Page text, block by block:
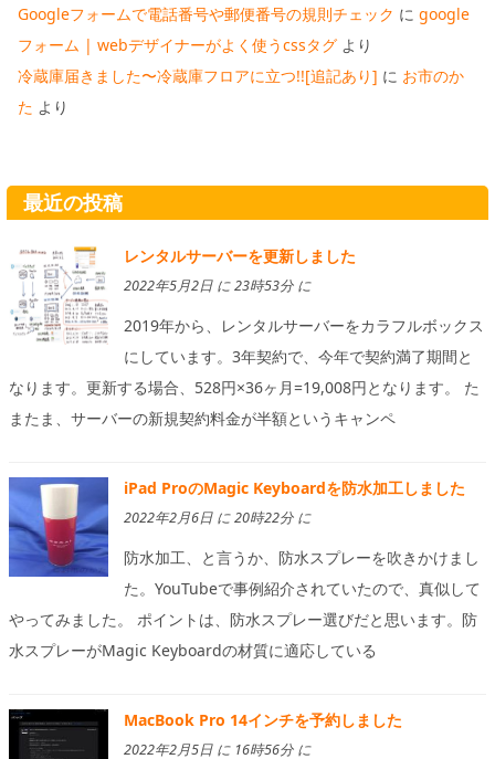
Googleフォームで電話番号や郵便番号の規則チェック に google
フォーム | webデザイナーがよく使うcssタグ より
冷蔵庫届きました〜冷蔵庫フロアに立つ!![追記あり] に お市のか
た より
最近の投稿
レンタルサーバーを更新しました
2022年5月2日 に 23時53分 に
2019年から、レンタルサーバーをカラフルボックス
にしています。3年契約で、今年で契約満了期間と
なります。更新する場合、528円×36ヶ月=19,008円となります。 た
またま、サーバーの新規契約料金が半額というキャンペ
iPad ProのMagic Keyboardを防水加工しました
2022年2月6日 に 20時22分 に
防水加工、と言うか、防水スプレーを吹きかけまし
た。YouTubeで事例紹介されていたので、真似して
やってみました。 ポイントは、防水スプレー選びだと思います。防
水スプレーがMagic Keyboardの材質に適応している
MacBook Pro 14インチを予約しました
2022年2月5日 に 16時56分 に